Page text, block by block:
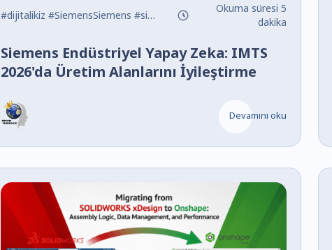
#dijitalikiz #SiemensSiemens #siemensnxsiemens #Yenilikler
Okuma süresi 5
dakika
Siemens Endüstriyel Yapay Zeka: IMTS
2026'da Üretim Alanlarını İyileştirme
Devamını oku